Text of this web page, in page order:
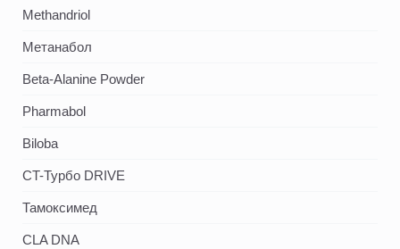
Methandriol
Метанабол
Beta-Alanine Powder
Pharmabol
Biloba
CT-Турбо DRIVE
Тамоксимед
CLA DNA